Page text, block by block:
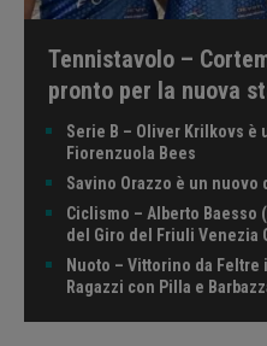
Tennistavolo –
pronto per la nuova
Serie B – Oliver Krilkovs è
Fiorenzuola Bees
Savino Orazzo è un
Ciclismo – Alberto Baesso
del Giro del Friuli Venezia
Nuoto – Vittorino da
Ragazzi con Pilla e